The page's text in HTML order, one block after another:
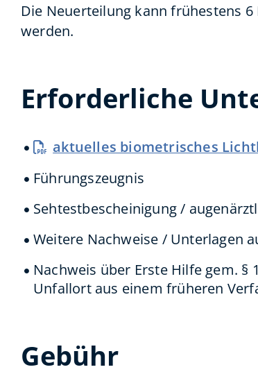
Die Neuerteilung kann frühestens
werden.
Erforderliche
aktuelles biometrisches
Führungszeugnis
Sehtestbescheinigung /
Weitere Nachweise / Unterlagen
Nachweis über Erste Hilfe gem. §
Unfallort aus einem früheren
Gebühr